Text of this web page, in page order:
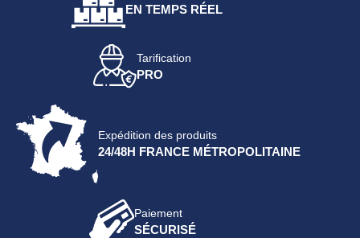
EN TEMPS RÉEL
Tarification
PRO
Expédition des produits
24/48H FRANCE MÉTROPOLITAINE
Paiement
SÉCURISÉ